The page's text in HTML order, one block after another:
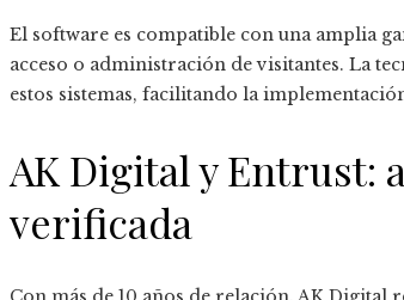
El software es compatible con una amplia
acceso o administración de visitantes. La
estos sistemas, facilitando la
AK Digital y Entrust:
verificada